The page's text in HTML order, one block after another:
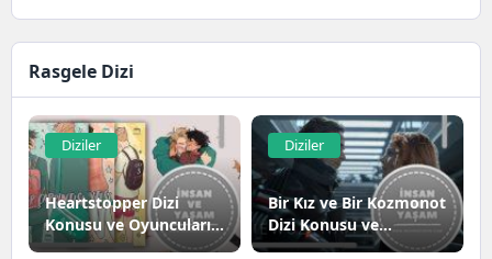
Rasgele Dizi
Diziler
Heartstopper Dizi
Konusu ve Oyuncuları |
Netflix
Diziler
Bir Kız ve Bir Kozmonot
Dizi Konusu ve
Oyuncuları | Netflix